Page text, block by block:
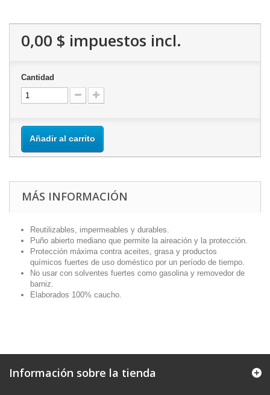
0,00 $ impuestos incl.
Cantidad
Añadir al carrito
MÁS INFORMACIÓN
Reutilizables, impermeables y durables.
Puño abierto mediano que permite la aireación y la protección.
Protección máxima contra aceites, grasa y productos
químicos fuertes de uso doméstico por un período de tiempo.
No usar con solventes fuertes como gasolina y removedor de
barniz.
Elaborados 100% caucho.
Información sobre la tienda